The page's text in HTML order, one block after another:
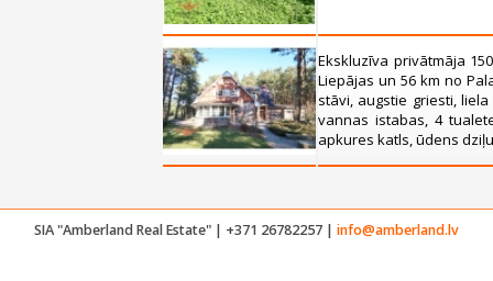
Ekskluzīva privātmāja
Liepājas un 56 km no
stāvi, augstie griesti,
vannas istabas, 4
apkures katls, ūdens
SIA "Amberland Real Estate" | +371 26782257 | info@amberland.lv